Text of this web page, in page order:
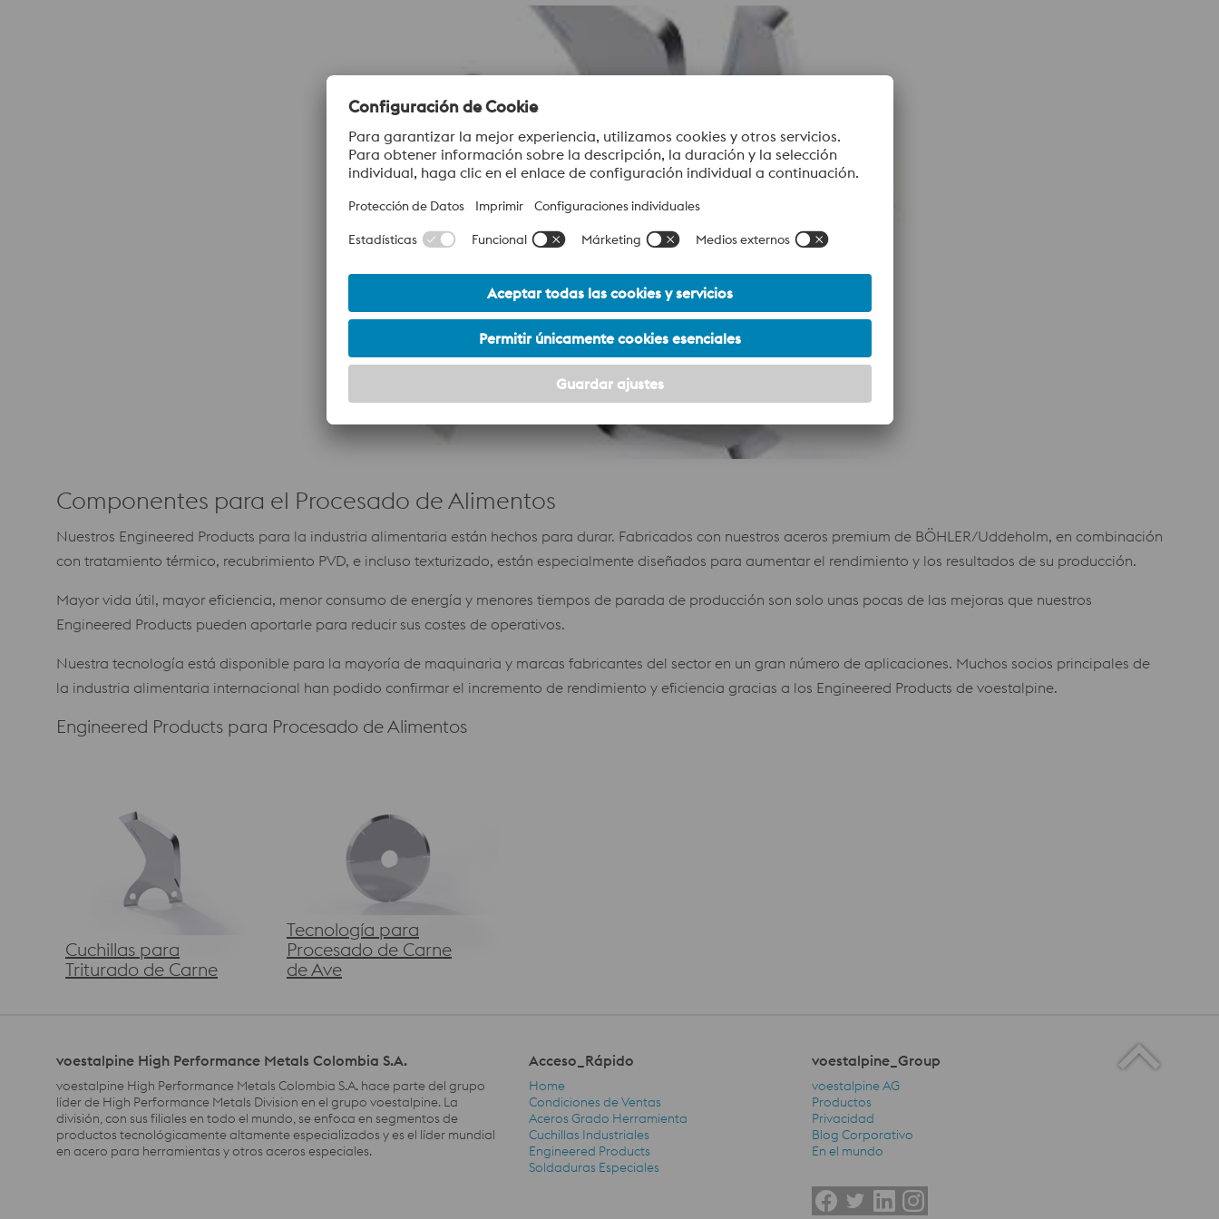
Necesitamos su consentimiento para cargar
el servicio YouTube Video.
Utilizamos un servicio de terceros para incrustar
actividad. Le rogamos que revise los detalles y acepte el
Más información Aceptar
Componentes para el Procesado de Alimentos
Nuestros Engineered Products para la industria alimentaria están hechos para durar. Fabricados con nuestros aceros premium de BÖHLER/Uddeholm, en combinación
con tratamiento térmico, recubrimiento PVD, e incluso texturizado, están especialmente diseñados para aumentar el rendimiento y los resultados de su producción.
Mayor vida útil, mayor eficiencia, menor consumo de energía y menores tiempos de parada de producción son solo unas pocas de las mejoras que nuestros
Engineered Products pueden aportarle para reducir sus costes de operativos.
Nuestra tecnología está disponible para la mayoría de maquinaria y marcas fabricantes del sector en un gran número de aplicaciones. Muchos socios principales de
la industria alimentaria internacional han podido confirmar el incremento de rendimiento y eficiencia gracias a los Engineered Products de voestalpine.
Engineered Products para Procesado de Alimentos
Cuchillas para
Triturado de Carne
Tecnología para
Procesado de Carne
de Ave
voestalpine High Performance Metals Colombia S.A.
voestalpine High Performance Metals Colombia S.A. hace parte del grupo
líder de High Performance Metals Division en el grupo voestalpine. La
división, con sus filiales en todo el mundo, se enfoca en segmentos de
productos tecnológicamente altamente especializados y es el líder mundial
en acero para herramientas y otros aceros especiales.
Acceso_Rápido
Acceso_Rápido Navigation
Home
Condiciones de Ventas
Aceros Grado Herramienta
Cuchillas Industriales
Engineered Products
Soldaduras Especiales
voestalpine_Group
voestalpine_Group Navigation
voestalpine AG
Productos
Privacidad
Blog Corporativo
En el mundo